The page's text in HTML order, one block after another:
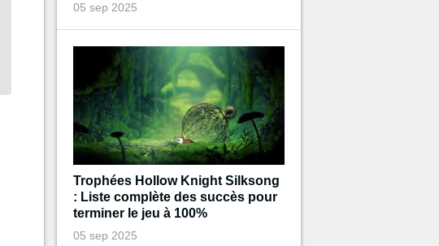
05 sep 2025
Trophées Hollow Knight Silksong
: Liste complète des succès pour
terminer le jeu à 100%
05 sep 2025